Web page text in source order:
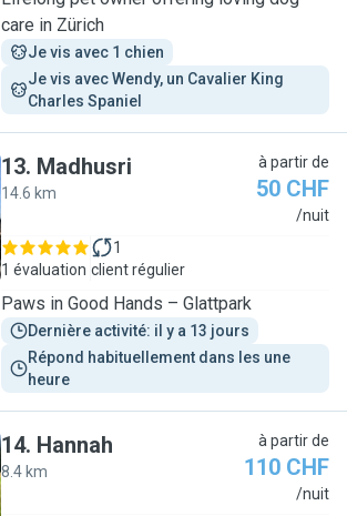
care in Zürich
Je vis avec 1 chien
Je vis avec Wendy, un Cavalier King
Charles Spaniel
13. Madhusri
14.6 km
à partir de
50 CHF
/nuit
1 évaluation
1
client régulier
Paws in Good Hands – Glattpark
Dernière activité: il y a 13 jours
Répond habituellement dans les une
heure
14. Hannah
8.4 km
à partir de
110 CHF
/nuit